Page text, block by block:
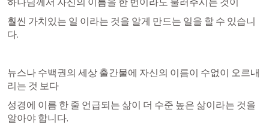
훨씬 가치있는 일 이라는 것을 알게 만드는 일을 할 수 있습니
다.
뉴스나 수백권의 세상 출간물에 자신의 이름이 수없이 오르내
리는 것 보다
성경에 이름 한 줄 언급되는 삶이 더 수준 높은 삶이라는 것을
알아야 합니다.